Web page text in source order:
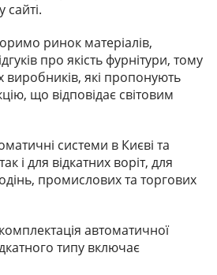
ринок матеріалів,
про якість фурнітури, тому
які пропонують
що відповідає світовим
системи в Києві та
і для відкатних воріт, для
промислових та торгових
автоматичної
типу включає